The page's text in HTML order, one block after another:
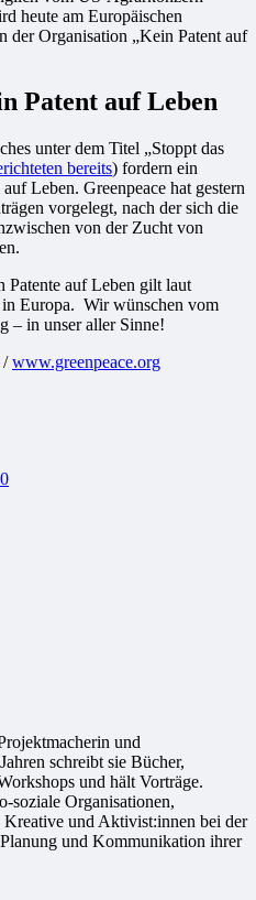
heute am Europäischen
der Organisation „Kein Patent auf
Patent auf Leben
unter dem Titel „Stoppt das
bereits) fordern ein
Leben. Greenpeace hat gestern
vorgelegt, nach der sich die
von der Zucht von
Patente auf Leben gilt laut
in Europa. Wir wünschen vom
– in unser aller Sinne!
/www.greenpeace.org
und
schreibt sie Bücher,
und hält Vorträge.
soziale Organisationen,
und Aktivist:innen bei der
und Kommunikation ihrer